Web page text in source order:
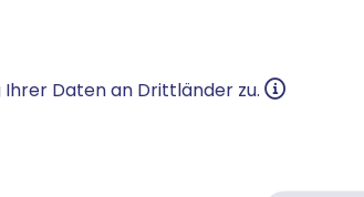
Daten an Drittländer zu.
– gerade